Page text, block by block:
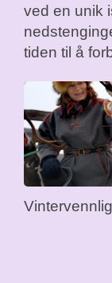
ved en unik
tiden til å